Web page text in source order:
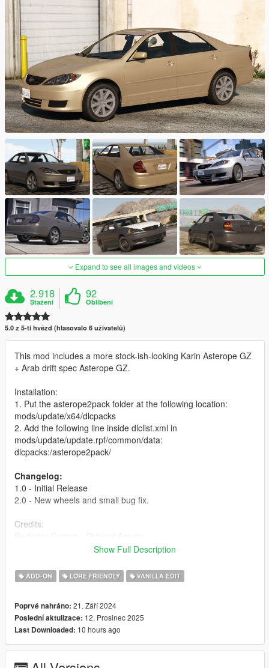
Expand to see all images and videos
2.918
Stažení
92
Oblíbení
5.0 z 5-ti hvězd (hlasovalo 6 uživatelů)
This mod includes a more stock-ish-looking Karin Asterope GZ
+ Arab drift spec Asterope GZ.
Installation:
1. Put the asterope2pack folder at the following location:
mods/update/x64/dlcpacks
2. Add the following line inside dlclist.xml in
mods/update/update.rpf/common/data:
dlcpacks:/asterope2pack/
Changelog:
1.0 - Initial Release
2.0 - New wheels and small bug fix.
Credits:
Suzuka a.k.a a_asdf556 - Model Editing
Eddlm - Handlings
Jsh, JR_Death - Screenshots
Disclaimer:
If you want to use the parts from this mod, please contact the
respective creators.
DO NOT include the content of this mod in paywalled content
Show Full Description
ADD-ON LORE FRIENDLY VANILLA EDIT
Poprvé nahráno: 21. Září 2024
Poslední aktulizace: 12. Prosinec 2025
Last Downloaded: 10 hours ago